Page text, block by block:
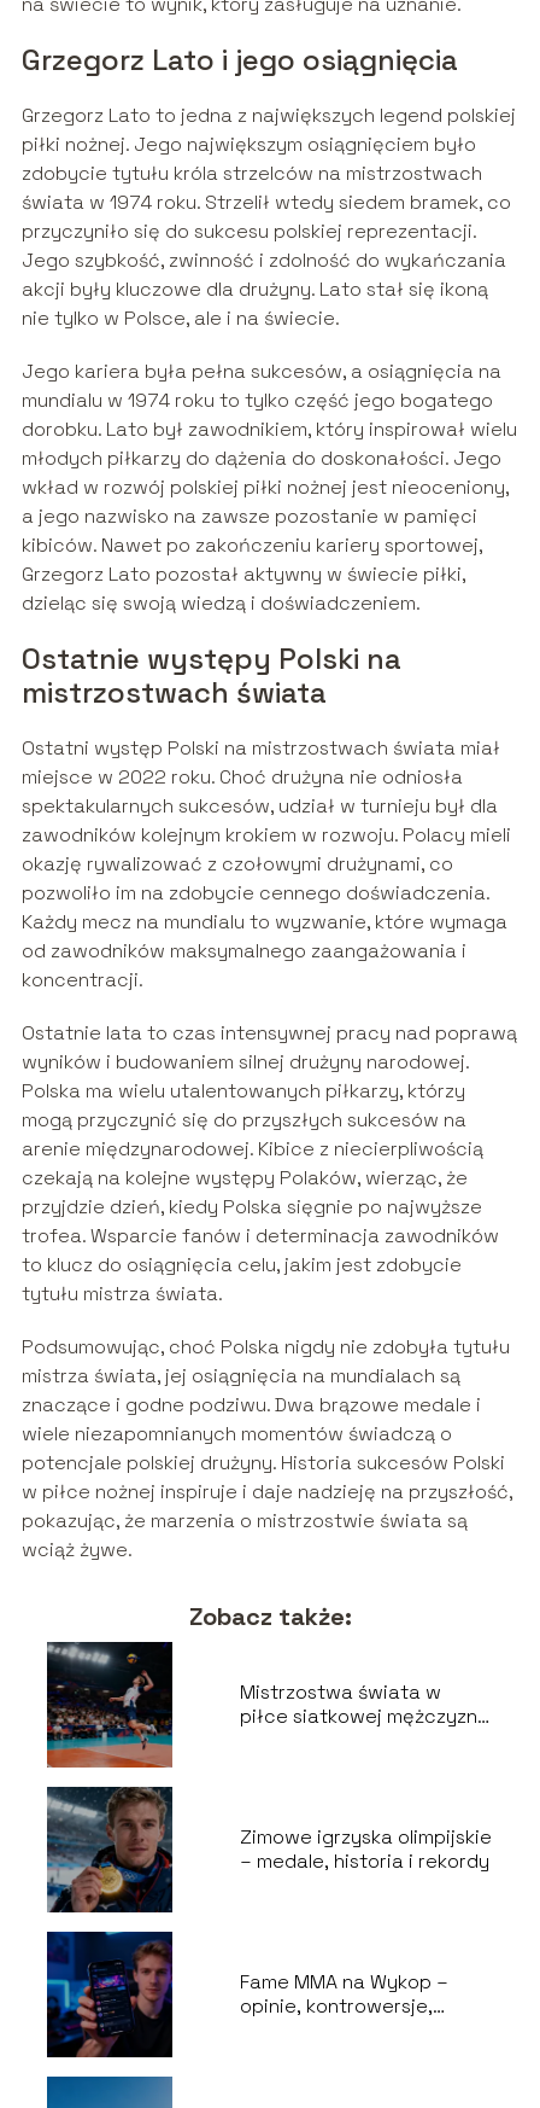
Grzegorz Lato i jego osiągnięcia
Grzegorz Lato to jedna z największych legend polskiej
piłki nożnej. Jego największym osiągnięciem było
zdobycie tytułu króla strzelców na mistrzostwach
świata w 1974 roku. Strzelił wtedy siedem bramek, co
przyczyniło się do sukcesu polskiej reprezentacji.
Jego szybkość, zwinność i zdolność do wykańczania
akcji były kluczowe dla drużyny. Lato stał się ikoną
nie tylko w Polsce, ale i na świecie.
Jego kariera była pełna sukcesów, a osiągnięcia na
mundialu w 1974 roku to tylko część jego bogatego
dorobku. Lato był zawodnikiem, który inspirował wielu
młodych piłkarzy do dążenia do doskonałości. Jego
wkład w rozwój polskiej piłki nożnej jest nieoceniony,
a jego nazwisko na zawsze pozostanie w pamięci
kibiców. Nawet po zakończeniu kariery sportowej,
Grzegorz Lato pozostał aktywny w świecie piłki,
dzieląc się swoją wiedzą i doświadczeniem.
Ostatnie występy Polski na
mistrzostwach świata
Ostatni występ Polski na mistrzostwach świata miał
miejsce w 2022 roku. Choć drużyna nie odniosła
spektakularnych sukcesów, udział w turnieju był dla
zawodników kolejnym krokiem w rozwoju. Polacy mieli
okazję rywalizować z czołowymi drużynami, co
pozwoliło im na zdobycie cennego doświadczenia.
Każdy mecz na mundialu to wyzwanie, które wymaga
od zawodników maksymalnego zaangażowania i
koncentracji.
Ostatnie lata to czas intensywnej pracy nad poprawą
wyników i budowaniem silnej drużyny narodowej.
Polska ma wielu utalentowanych piłkarzy, którzy
mogą przyczynić się do przyszłych sukcesów na
arenie międzynarodowej. Kibice z niecierpliwością
czekają na kolejne występy Polaków, wierząc, że
przyjdzie dzień, kiedy Polska sięgnie po najwyższe
trofea. Wsparcie fanów i determinacja zawodników
to klucz do osiągnięcia celu, jakim jest zdobycie
tytułu mistrza świata.
Podsumowując, choć Polska nigdy nie zdobyła tytułu
mistrza świata, jej osiągnięcia na mundialach są
znaczące i godne podziwu. Dwa brązowe medale i
wiele niezapomnianych momentów świadczą o
potencjale polskiej drużyny. Historia sukcesów Polski
w piłce nożnej inspiruje i daje nadzieję na przyszłość,
pokazując, że marzenia o mistrzostwie świata są
wciąż żywe.
Zobacz także:
Mistrzostwa świata w
piłce siatkowej mężczyzn
Zimowe igrzyska olimpijskie
– medale, historia i rekordy
Fame MMA na Wykop –
opinie, kontrowersje,